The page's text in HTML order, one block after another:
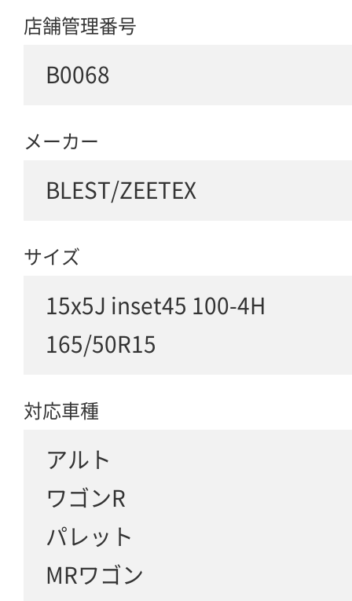
店舗管理番号
B0068
メーカー
BLEST/ZEETEX
サイズ
15x5J inset45 100-4H
165/50R15
対応車種
アルト
ワゴンR
パレット
MRワゴン